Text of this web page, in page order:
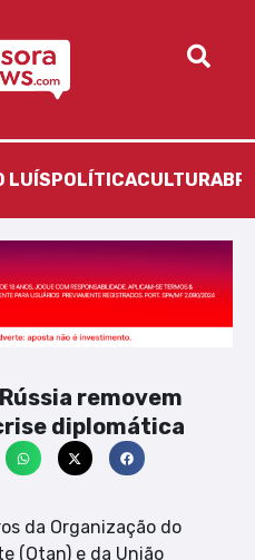
LUÍS POLÍTICACULTURA
removem
diplomática
da Organização do
(Otan) e da União